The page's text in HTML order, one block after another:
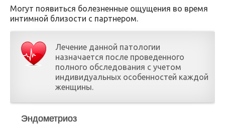
Могут появиться болезненные ощущения во время
интимной близости с партнером.
Лечение данной патологии
назначается после проведенного
полного обследования с учетом
индивидуальных особенностей каждой
женщины.
Эндометриоз